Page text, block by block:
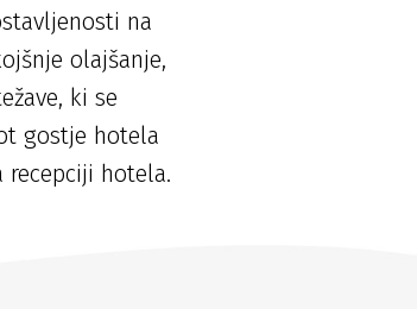
na
olajšanje,
ki se
gostje hotela
hotela.